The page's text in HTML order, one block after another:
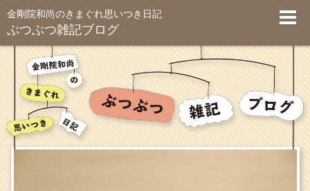
金剛院和尚のきまぐれ思いつき日記
ぶつぶつ雑記ブログ